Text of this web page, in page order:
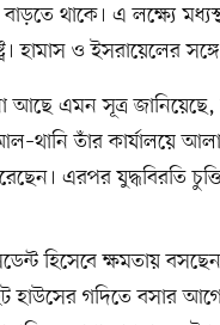
বাড়তে থাকে। এ লক্ষ্যে
হামাস ও ইসরায়েলের
এমন সূত্র জানিয়েছে,
তাঁর কার্যালয়ে
এরপর যুদ্ধবিরতি
হিসেবে ক্ষমতায়
হাউসের গদিতে বসার